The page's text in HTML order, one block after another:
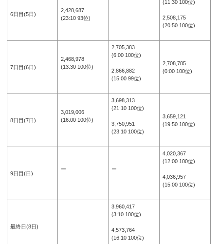
6日目(5日)
2,428,687
(23:10 93位)
(11:30 100位)
2,508,175
(20:50 100位)
7日目(6日)
2,468,978
(13:30 100位)
2,705,383
(6:00 100位)
2,866,882
(15:00 99位)
2,708,785
(0:00 100位)
8日目(7日)
3,019,006
(16:00 100位)
3,698,313
(21:10 100位)
3,750,951
(23:10 100位)
3,659,121
(19:50 100位)
9日目(日)
ー ー
4,020,367
(12:00 100位)
4,036,957
(15:00 100位)
最終日(8日)
3,960,417
(3:10 100位)
4,573,764
(16:10 100位)